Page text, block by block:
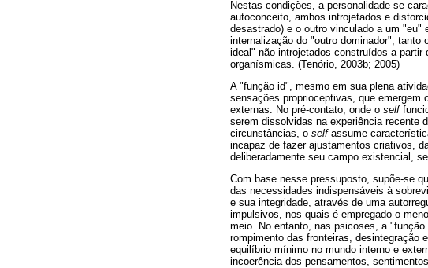
Nestas condições, a personalidade se
autoconceito, ambos introjetados e
desastrado) e o outro vinculado a um "eu"
internalização do "outro dominador", tanto
ideal" não introjetados construídos a
organísmicas. (Tenório, 2003b; 2005)
A "função id", mesmo em sua plena
sensações proprioceptivas, que emergem
externas. No pré-contato, onde o self
serem dissolvidas na experiência recente
circunstâncias, o self assume
incapaz de fazer ajustamentos criativos,
deliberadamente seu campo existencial,
Com base nesse pressuposto, supõe-se
das necessidades indispensáveis à
e sua integridade, através de uma
impulsivos, nos quais é empregado o
meio. No entanto, nas psicoses, a
rompimento das fronteiras,
equilíbrio mínimo no mundo interno e
incoerência dos pensamentos,